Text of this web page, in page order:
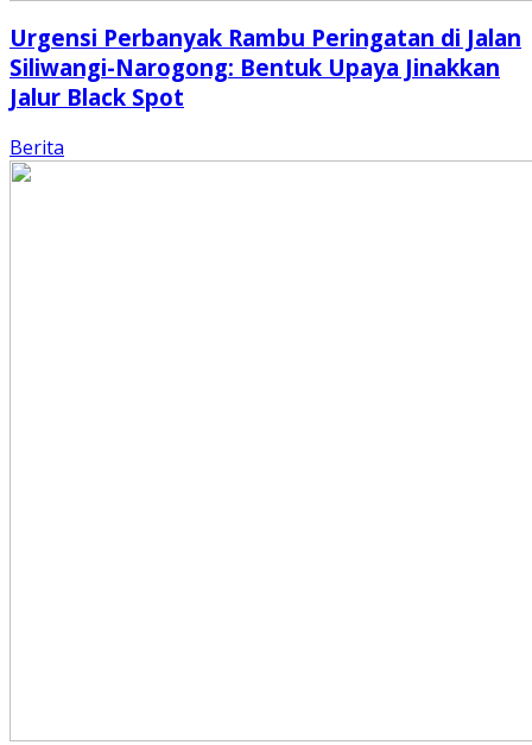
Urgensi Perbanyak Rambu Peringatan di Jalan
Siliwangi-Narogong: Bentuk Upaya Jinakkan
Jalur Black Spot
Berita